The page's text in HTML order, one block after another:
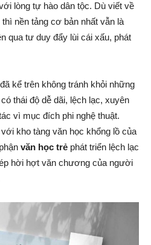
lòng tự hào dân tộc. Dù viết về
nền tảng cơ bản nhất vẫn là
qua tư duy đẩy lùi cái xấu, phát
kể trên không tránh khỏi những
thái độ dễ dãi, lệch lạc, xuyên
vì mục đích phi nghệ thuật.
kho tàng văn học khổng lồ của
văn học trẻ phát triển lệch lạc
hời hợt văn chương của người